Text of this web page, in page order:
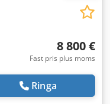
8 800 €
Fast pris plus moms
Ringa